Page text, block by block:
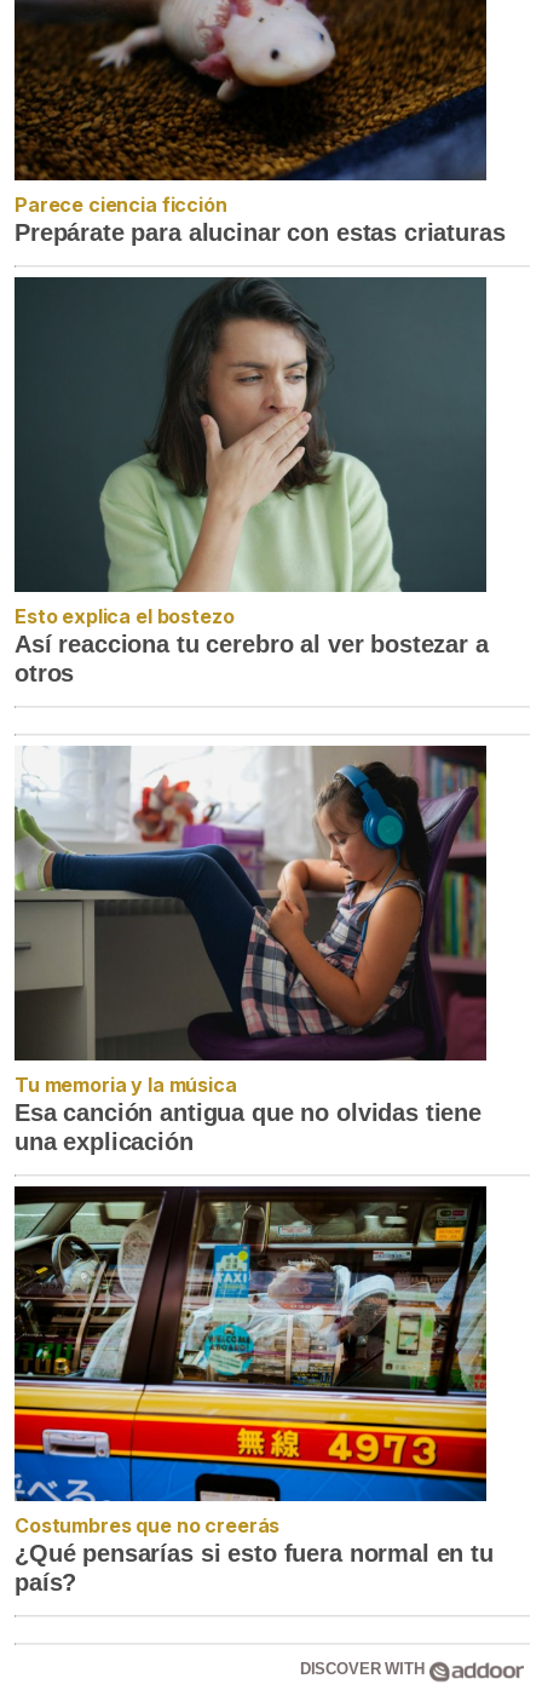
Parece ciencia ficción
Prepárate para alucinar con estas criaturas
Esto explica el bostezo
Así reacciona tu cerebro al ver bostezar a
otros
Tu memoria y la música
Esa canción antigua que no olvidas tiene
una explicación
Costumbres que no creerás
¿Qué pensarías si esto fuera normal en tu
país?
DISCOVER WITH